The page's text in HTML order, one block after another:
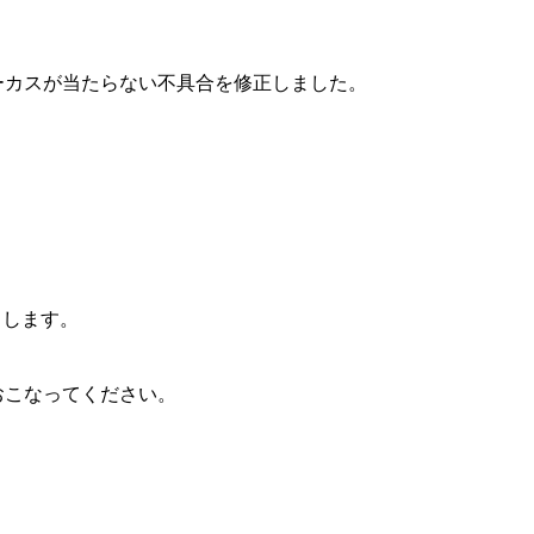
スが当たらない不具合を修正しました。
ます。
なってください。